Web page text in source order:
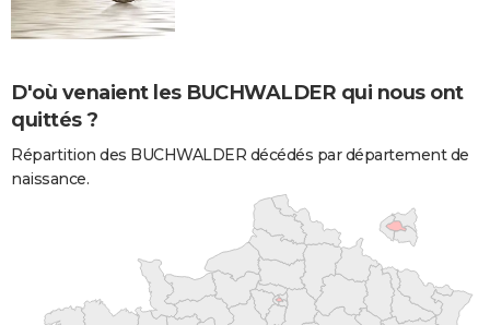
D'où venaient les BUCHWALDER qui nous ont
quittés ?
Répartition des BUCHWALDER décédés par département de
naissance.